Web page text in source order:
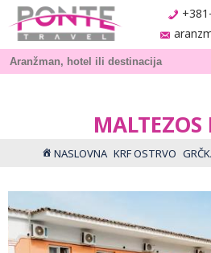
MALTEZOS
NASLOVNA KRF OSTRVO